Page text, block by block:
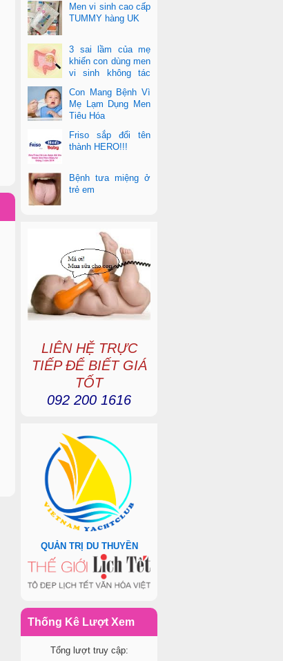
Men vi sinh cao cấp
TUMMY hàng UK
3 sai lầm của mẹ
khiến con dùng men
vi sinh không tác
Con Mang Bệnh Vì
Mẹ Lạm Dụng Men
Tiêu Hóa
Friso sắp đổi tên
thành HERO!!!
Bệnh tưa miệng ở
trẻ em
LIÊN HỆ TRỰC
TIẾP ĐỂ BIẾT GIÁ
TỐT
092 200 1616
QUẢN TRỊ DU THUYỀN
Thống Kê Lượt Xem
Tổng lượt truy cập: